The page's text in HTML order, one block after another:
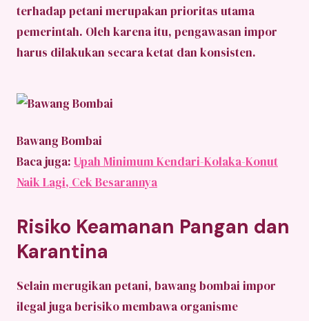
terhadap petani merupakan prioritas utama
pemerintah. Oleh karena itu, pengawasan impor
harus dilakukan secara ketat dan konsisten.
Bawang Bombai
Baca juga: Upah Minimum Kendari-Kolaka-Konut
Naik Lagi, Cek Besarannya
Risiko Keamanan Pangan dan
Karantina
Selain merugikan petani, bawang bombai impor
ilegal juga berisiko membawa organisme